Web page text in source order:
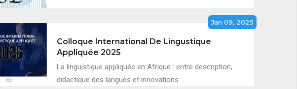
Jan 09, 2025
Colloque International De Lingustique
Appliquée 2025
La linguistique appliquée en Afrique : entre description,
didactique des langues et innovations